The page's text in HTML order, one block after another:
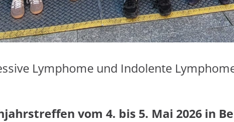
Lymphome und Indolente
vom 4. bis 5. Mai 2026 in